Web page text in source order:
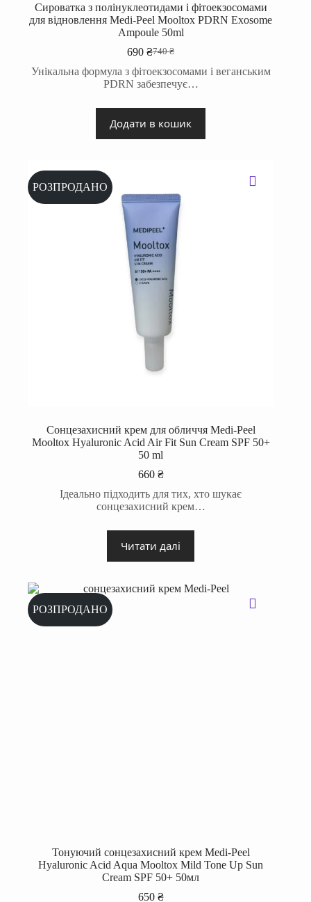
Сироватка з полінуклеотидами і фітоекзосомами
для відновлення Medi-Peel Mooltox PDRN Exosome
Ampoule 50ml
740₴
Оригінальна
ціна:
740 ₴.
690₴Поточна
ціна:
690 ₴.
Унікальна формула з фітоекзосомами і веганським
PDRN забезпечує…
Додати в кошик
РОЗПРОДАНО
Сонцезахисний крем для обличчя Medi-Peel
Mooltox Hyaluronic Acid Air Fit Sun Cream SPF 50+
50 ml
660 ₴
Ідеально підходить для тих, хто шукає
сонцезахисний крем…
Читати далі
РОЗПРОДАНО
Тонуючий сонцезахисний крем Medi-Peel
Hyaluronic Acid Aqua Mooltox Mild Tone Up Sun
Cream SPF 50+ 50мл
650 ₴